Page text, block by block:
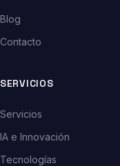
Blog
Contacto
SERVICIOS
Servicios
IA e Innovación
Tecnologías